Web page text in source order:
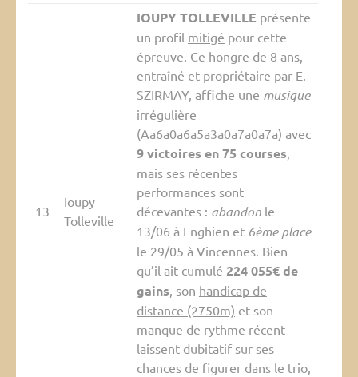
13
Ioupy
Tolleville
IOUPY TOLLEVILLE présente
un profil mitigé pour cette
épreuve. Ce hongre de 8 ans,
entraîné et propriétaire par E.
SZIRMAY, affiche une musique
irrégulière
(Aa6a0a6a5a3a0a7a0a7a) avec
9 victoires en 75 courses,
mais ses récentes
performances sont
décevantes : abandonle
13/06 à Enghien et 6ème place
le 29/05 à Vincennes. Bien
qu’il ait cumulé 224 055€ de
gains, son handicap de
distance (2750m) et son
manque de rythme récent
laissent dubitatif sur ses
chances de figurer dans le trio,